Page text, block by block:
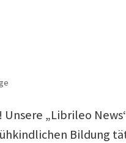
„Librileo
Bildung